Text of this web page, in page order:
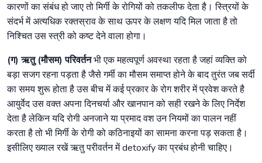
कारणों का संबंध हो जाए तो मिर्गी के रोगियों को तकलीफ देता है। स्त्रियों के
संदर्भ में अत्यधिक रक्तस्राव के साथ ऊपर के लक्षण यदि मिल जाता है तो
निश्चित उस स्त्री को कष्ट देने वाला होगा।
(ग) ऋतु (मौसम) परिवर्तनभी एक महत्वपूर्ण अवस्था रहता है जहां व्यक्ति को
बड़ा सजग रहना पड़ता है जैसे गर्मी का मौसम समाप्त होने के बाद तुरंत जब सर्दी
का समय शुरू होता है उस बीच में कई प्रकार के रोग शरीर में प्रवेश करते है
आयुर्वेद उस वक्त अपना दिनचर्या और खानपान को सही रखने के लिए निर्देश
देता है लेकिन यदि रोगी अनजाने या प्रमाद वश उन नियमों का पालन नहीं
करता है तो भी मिर्गी के रोगी को कठिनाइयों का सामना करना पड़ सकता है।
इसीलिए ख्याल रखें ऋतु परीवर्तन में detoxify का प्रबंध होनी चाहिए।